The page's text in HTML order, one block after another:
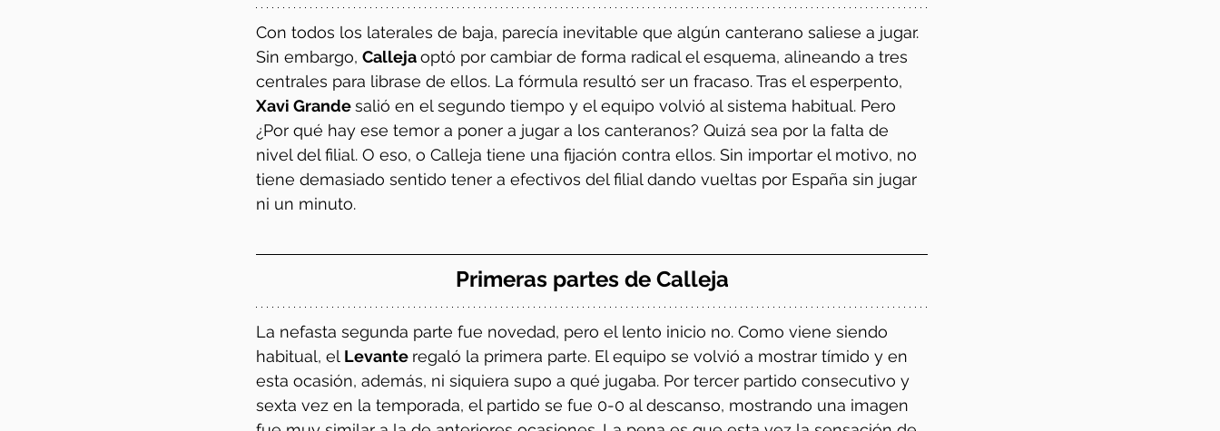
Con todos los laterales de baja, parecía inevitable que algún canterano saliese a jugar.
Sin embargo, Calleja optó por cambiar de forma radical el esquema, alineando a tres
centrales para librase de ellos. La fórmula resultó ser un fracaso. Tras el esperpento,
Xavi Grande salió en el segundo tiempo y el equipo volvió al sistema habitual. Pero
¿Por qué hay ese temor a poner a jugar a los canteranos? Quizá sea por la falta de
nivel del filial. O eso, o Calleja tiene una fijación contra ellos. Sin importar el motivo, no
tiene demasiado sentido tener a efectivos del filial dando vueltas por España sin jugar
ni un minuto.
Primeras partes de Calleja
La nefasta segunda parte fue novedad, pero el lento inicio no. Como viene siendo
habitual, el Levante regaló la primera parte. El equipo se volvió a mostrar tímido y en
esta ocasión, además, ni siquiera supo a qué jugaba. Por tercer partido consecutivo y
sexta vez en la temporada, el partido se fue 0-0 al descanso, mostrando una imagen